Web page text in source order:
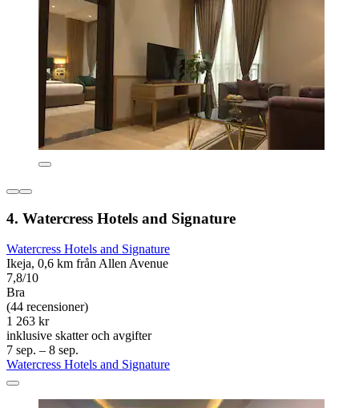
4. Watercress Hotels and Signature
Watercress Hotels and Signature
Ikeja, 0,6 km från Allen Avenue
7,8/10
Bra
(44 recensioner)
1 263 kr
inklusive skatter och avgifter
7 sep. – 8 sep.
Watercress Hotels and Signature